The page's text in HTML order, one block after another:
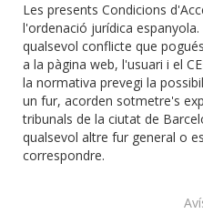
Les presents Condicions
l'ordenació jurídica
qualsevol conflicte que
a la pàgina web, l'usuari i el
la normativa prevegi la
un fur, acorden sotmetre's
tribunals de la ciutat de
qualsevol altre fur general o
correspondre.